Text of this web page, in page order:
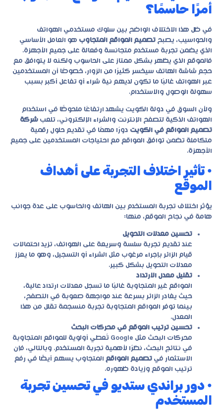
أمرًا حاسمًا؟
في ظل هذا الاختلاف الواضح بين سلوك مستخدمي الهواتف
والحواسيب، يصبح تصميم المواقع المتجاوب هو العامل الأساسي
الذي يضمن تجربة مستخدم متجانسة وفعالة على جميع الأجهزة.
فالموقع الذي يظهر بشكل ممتاز على الحاسوب ولكنه لا يتوافق مع
حجم شاشة الهاتف سيخسر كثيرًا من الزوار، خصوصًا أن المستخدمين
عبر الهواتف غالبًا ما تكون لديهم نية شراء أو تفاعل أكبر بسبب
سهولة الوصول والاستخدام.
ولأن السوق في دولة الكويت يشهد ارتفاعًا ملحوظًا في استخدام
الهواتف الذكية لتصفح الإنترنت والشراء الإلكتروني، تلعب شركة
تصميم المواقع في الكويت دورًا مهمًا في تقديم حلول رقمية
متكاملة تضمن توافق المواقع مع احتياجات المستخدمين على جميع
الأجهزة.
• تأثير اختلاف التجربة على أهداف
الموقع
يؤثر اختلاف تجربة المستخدم بين الهاتف والحاسوب على عدة جوانب
هامة في نجاح الموقع، منها:
تحسين معدلات التحويل
عند تقديم تجربة سلسة وسريعة على الهواتف، تزيد احتمالات
قيام الزائر بإجراء مرغوب مثل الشراء أو التسجيل، وهو ما يعزز
معدلات التحويل بشكل كبير.
تقليل معدل الارتداد
المواقع غير المتجاوبة غالبًا ما تسجل معدلات ارتداد عالية،
حيث يغادر الزائر بسرعة عند مواجهة صعوبة في التصفح،
بينما توفر المواقع المتجاوبة تجربة منسجمة تقلل من هذا
المعدل.
تحسين ترتيب الموقع في محركات البحث
محركات البحث مثل Google تُعطي أولوية للمواقع المتجاوبة
في نتائج البحث، نظرًا لأهمية تجربة المستخدم. وبالتالي، فإن
الاستثمار في تصميم المواقع المتجاوب يسهم أيضًا في رفع
ترتيب الموقع وزيادة ظهوره.
• دور براندي ستديو في تحسين تجربة
المستخدم